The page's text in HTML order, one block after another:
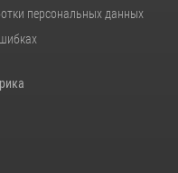
персональных данных